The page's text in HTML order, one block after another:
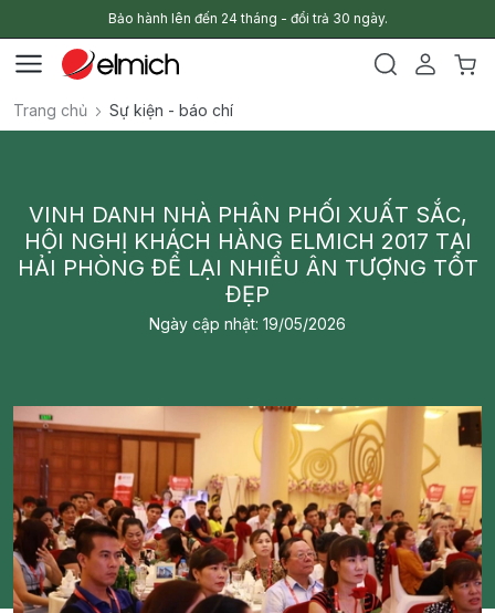
Bảo hành lên đến 24 tháng - đổi trả 30 ngày.
Trang chủ Sự kiện - báo chí
VINH DANH NHÀ PHÂN PHỐI XUẤT SẮC,
HỘI NGHỊ KHÁCH HÀNG ELMICH 2017 TẠI
HẢI PHÒNG ĐỂ LẠI NHIỀU ÂN TƯỢNG TỐT
ĐẸP
Ngày cập nhật: 19/05/2026